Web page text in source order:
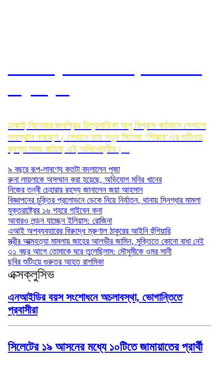
ঢাকাই সিনেমার জনপ্রিয় চিত্রনায়িকা অপু বিশ্বাস বর্তমানে নেপালে
অবস্থান করছেন। সেখানে তার নতুন সিনেমা ‘শিকার’এর শুটিংয়ে
ব্যস্ত সময় কাটছে এই অভিনেত্রীর।...
৯ বছরে রূপ-লাবণ্যে কতটা বদলালেন পূজা
রুনা লায়লাকে অসম্মান করা হয়েছে, অভিযোগ মনির খানের
নিজের তন্বী চেহারার রহস্য জানালেন জয়া আহসান
বিজ্ঞাপনের চুক্তির প্রলোভনে ডেকে নিয়ে নির্যাতন, থানায় স্নিগ্ধার মামলা
যুক্তরাষ্ট্রের ১৬ শহরে গাইবেন কনা
আবারও লন্ডন যাচ্ছেন ইলিয়াস: রোজিনা
এআই অপব্যবহারের বিরুদ্ধে ম্রুণাল ঠাকুরের আইনি হুঁশিয়ারি
স্ত্রীর আত্মহত্যা মামলায় জাহের আলভীর জামিন, মুক্তিতে কোনো বাধা নেই
৩১ বছর আগে তোমাকে ঘরে তুলেছিলাম: মৌসুমীকে ওমর সানী
ছবির শুটিংয়ে গুরুতর আহত রাশমিকা
এক্সক্লুসিভ
এনআইডির বয়স সংশোধনে অচলাবস্থা, ভোগান্তিতে
প্রবাসীরা
সিলেটের ১৯ আসনের মধ্যে ১০টিতে জামায়াতের প্রার্থী